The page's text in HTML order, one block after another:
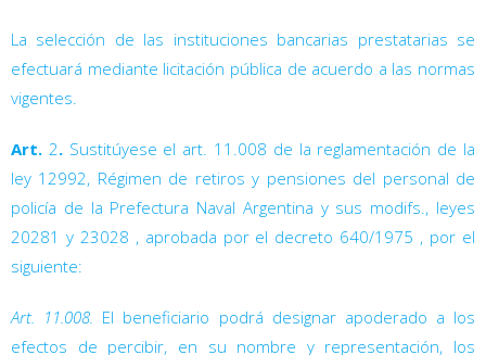
La selección de las instituciones bancarias prestatarias se
efectuará mediante licitación pública de acuerdo a las normas
vigentes.
Art. 2.Sustitúyese el art. 11.008 de la reglamentación de la
ley 12992, Régimen de retiros y pensiones del personal de
policía de la Prefectura Naval Argentina y sus modifs., leyes
20281 y 23028 , aprobada por el decreto 640/1975 , por el
siguiente:
Art. 11.008. El beneficiario podrá designar apoderado a los
efectos de percibir, en su nombre y representación, los